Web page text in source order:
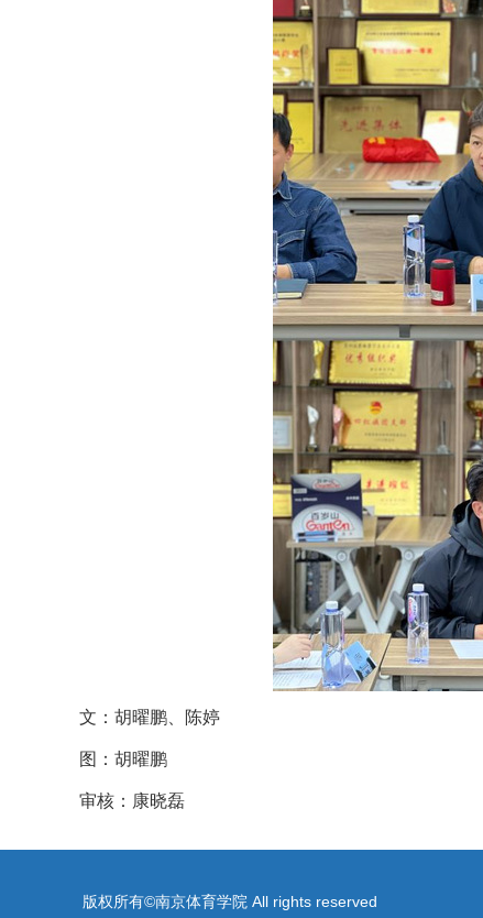
文：胡曜鹏、 陈婷
图：胡曜鹏
审核：康晓磊
版权所有©南京体育学院 All rights reserved